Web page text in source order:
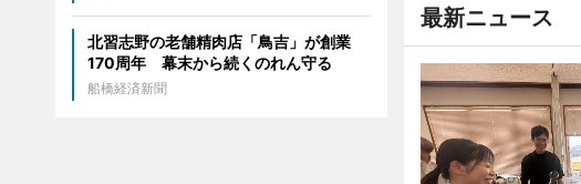
最新ニュース
北習志野の老舗精肉店「鳥吉」が創業
170周年 幕末から続くのれん守る
船橋経済新聞